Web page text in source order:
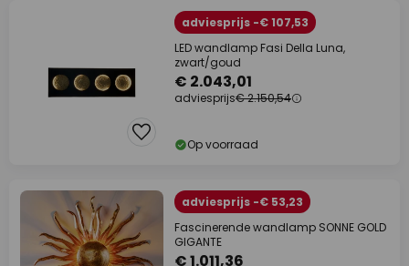
adviesprijs -€ 107,53
LED wandlamp Fasi Della Luna,
zwart/goud
€ 2.043,01
adviesprijs€ 2.150,54
Op voorraad
adviesprijs -€ 53,23
Fascinerende wandlamp SONNE GOLD
GIGANTE
€ 1.011,36